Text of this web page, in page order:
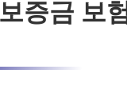
증금 보